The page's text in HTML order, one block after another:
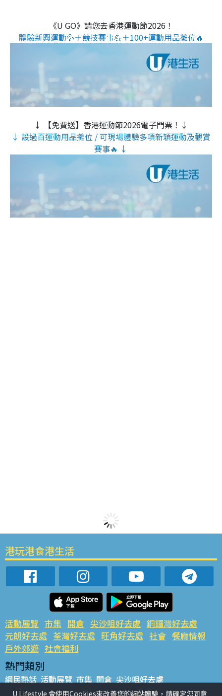
《U GO》請您去香港運動節2026！
體驗新興運動💦＋競技賽事💪＋100+運動用品攤位🔥
↓ 【免費送】香港運動節2026電子門票！↓
↓ 設過百運動用品攤位 / 可現場體驗多項新穎運動及觀賞
賽事🔥 ↓
港玩港食港生活
活動展覽 市集 開倉 尖沙咀好去處 銅鑼灣好去處
元朗好去處 荃灣好去處 旺角好去處 社會 餐廳情報
戶外郊遊 社會福利
熱門類別
網民熱話 活動展覽 市集 開倉 尖沙咀好去處
銅鑼灣好去處 元朗好去處 荃灣好去處 旺角好去處 社會
U Lifestyle 會使用Cookies來改善您的網站體驗，請確定您同意